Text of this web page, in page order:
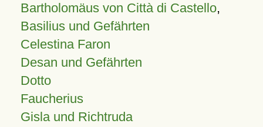
Bartholomäus von Città di Castello,
Basilius und Gefährten
Celestina Faron
Desan und Gefährten
Dotto
Faucherius
Gisla und Richtruda